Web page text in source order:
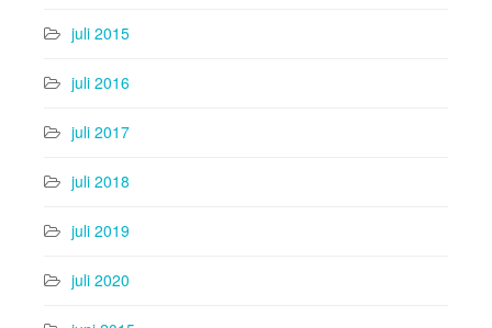
juli 2015
juli 2016
juli 2017
juli 2018
juli 2019
juli 2020